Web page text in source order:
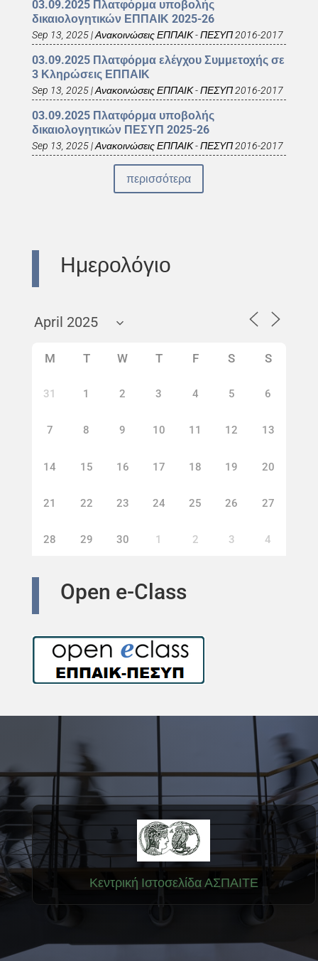
03.09.2025 Πλατφόρμα υποβολής
δικαιολογητικών ΕΠΠΑΙΚ 2025-26
Sep 13, 2025|Ανακοινώσεις ΕΠΠΑΙΚ - ΠΕΣΥΠ 2016-2017
03.09.2025 Πλατφόρμα ελέγχου Συμμετοχής σε
3 Κληρώσεις ΕΠΠΑΙΚ
Sep 13, 2025|Ανακοινώσεις ΕΠΠΑΙΚ - ΠΕΣΥΠ 2016-2017
03.09.2025 Πλατφόρμα υποβολής
δικαιολογητικών ΠΕΣΥΠ 2025-26
Sep 13, 2025|Ανακοινώσεις ΕΠΠΑΙΚ - ΠΕΣΥΠ 2016-2017
περισσότερα
Ημερολόγιο
M T W T F S S
31 1 2 3 4 5 6
7 8 9 10 11 12 13
14 15 16 17 18 19 20
21 22 23 24 25 26 27
28 29 30 1 2 3 4
Open e-Class
Κεντρική Ιστοσελίδα ΑΣΠΑΙΤΕ